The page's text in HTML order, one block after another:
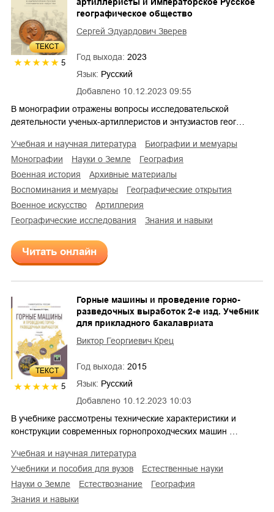
ТЕКСТ
5
Добавлено 10.12.2023 09:55
географическое общество
Сергей Эдуардович Зверев
Год выхода: 2023
Язык: Русский
В монографии отражены вопросы исследовательской
деятельности ученых-артиллеристов и энтузиастов геог…
учебная и научная литература
биографии и мемуары
монографии
науки о Земле
география
военная история
архивные материалы
воспоминания и мемуары
географические открытия
военное искусство
артиллерия
географические исследования
знания и навыки
Читать онлайн
ТЕКСТ
5
Добавлено 10.12.2023 10:03
Горные машины и проведение горно-
разведочных выработок 2-е изд. Учебник
для прикладного бакалавриата
Виктор Георгиевич Крец
Год выхода: 2015
Язык: Русский
В учебнике рассмотрены технические характеристики и
конструкции современных горнопроходческих машин …
учебная и научная литература
учебники и пособия для вузов
естественные науки
науки о Земле
естествознание
география
знания и навыки